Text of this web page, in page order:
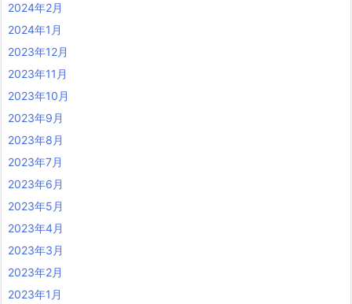
2024年2月
2024年1月
2023年12月
2023年11月
2023年10月
2023年9月
2023年8月
2023年7月
2023年6月
2023年5月
2023年4月
2023年3月
2023年2月
2023年1月